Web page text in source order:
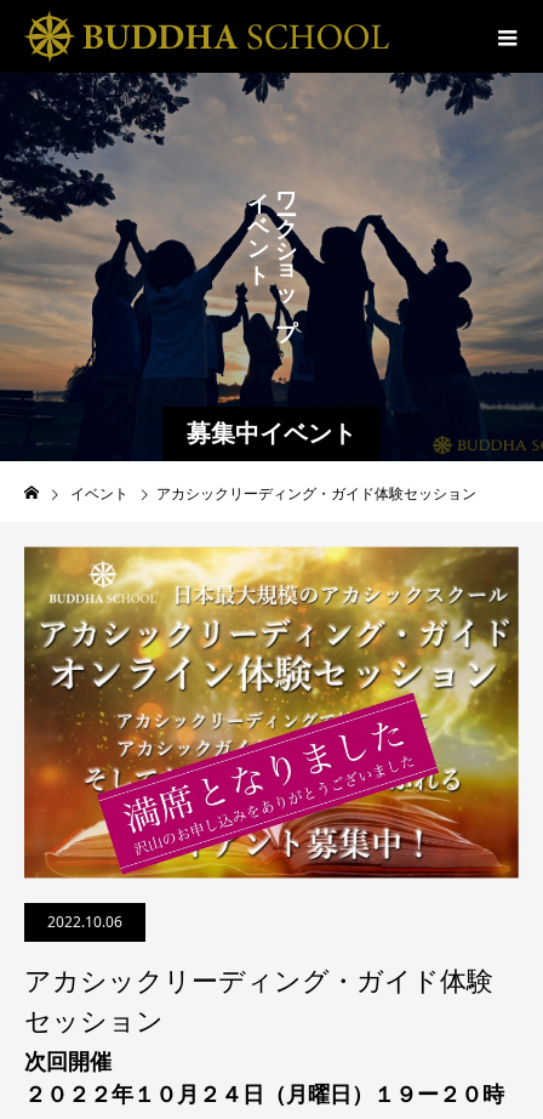
募集中イベント
ワ
ク
シ
ョ
ッ
プ
イ
ベ
ン
ト
ク
ル
イベント アカシックリーディング・ガイド体験セッション
2022.10.06
アカシックリーディング・ガイド体験
セッション
次回開催
２０２２年１０月２４日（月曜日）１９ー２０時